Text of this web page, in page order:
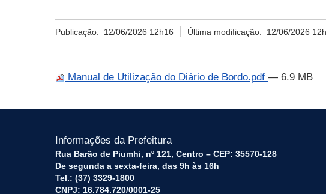
Publicação: 12/06/2026 12h16 Última modificação: 12/06/2026
Manual de Utilização do Diário de Bordo.pdf — 6.9 MB
Informações da Prefeitura
Rua Barão de Piumhi, nº 121, Centro – CEP: 35570-128
De segunda a sexta-feira, das 9h às 16h
Tel.: (37) 3329-1800
CNPJ: 16.784.720/0001-25